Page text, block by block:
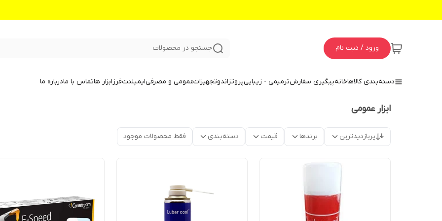
ورود / ثبت نام جستجو در محصولات
دسته‌بندی کالاهاخانهپیگیری سفارشترمیمی - زیباییپروتزاندوتجهیزاتعمومی و مصرفیایمپلنتفرزابزار هاتماس با مادرباره ما
ابزار عمومی
پربازدیدترین برندها قیمت دسته‌بندی فقط محصولات موجود